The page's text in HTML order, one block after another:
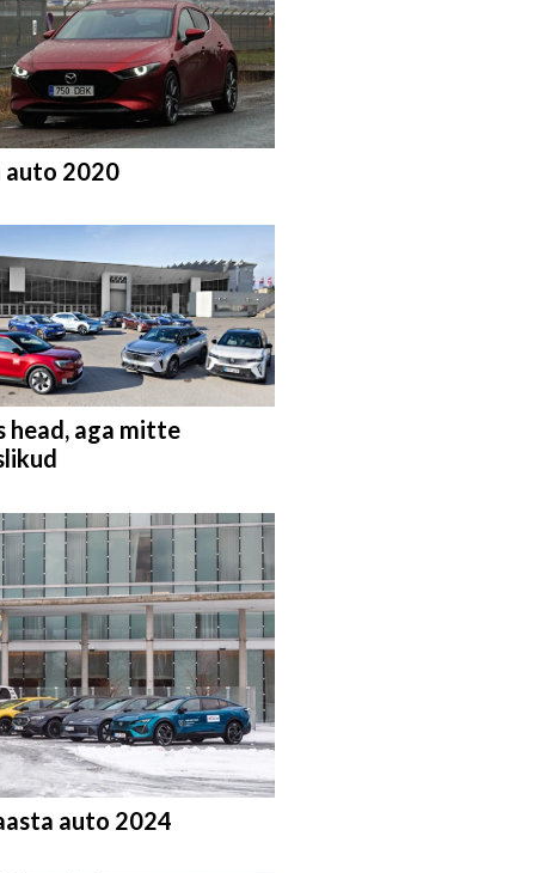
auto 2020
head, aga mitte
auto 2024